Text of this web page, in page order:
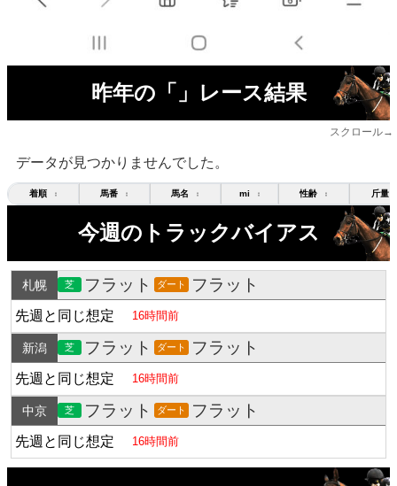
昨年の「」レース結果
スクロール→
データが見つかりませんでした。
着順 ↕ 馬番 ↕ 馬名 ↕ mi ↕ 性齢 ↕ 斤量
今週のトラックバイアス
札幌 芝 フラット ダート フラット
先週と同じ想定 16時間前
新潟 芝 フラット ダート フラット
先週と同じ想定 16時間前
中京 芝 フラット ダート フラット
先週と同じ想定 16時間前